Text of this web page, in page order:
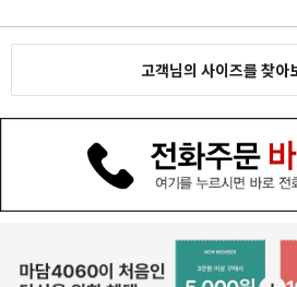
고객님의 사이즈를 찾아